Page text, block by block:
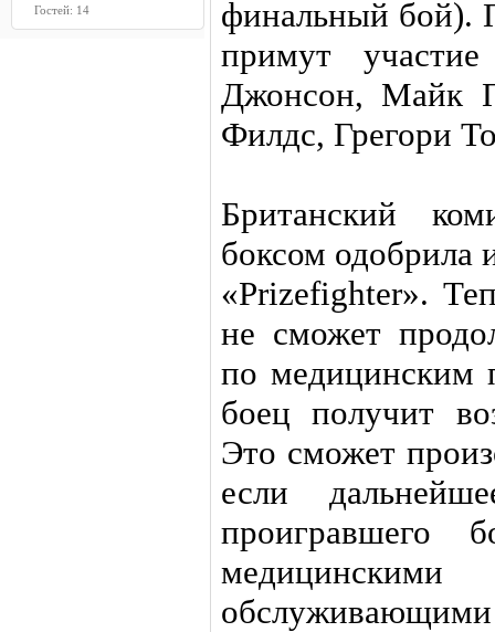
Гостей: 14
финальный бой).
примут
Джонсон, Майк
Филдс, Грегори
Британский
боксом одобрила
«Prizefighter».
не сможет
по медицинским
боец получит
Это сможет
если
проигравшего
обслуживающими